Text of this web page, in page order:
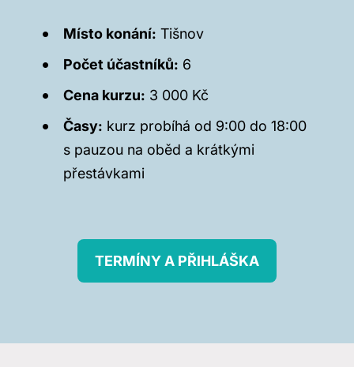
Místo konání: Tišnov
Počet účastníků: 6
Cena kurzu: 3 000 Kč
Časy: kurz probíhá od 9:00 do 18:00
s pauzou na oběd a krátkými
přestávkami
TERMÍNY A PŘIHLÁŠKA